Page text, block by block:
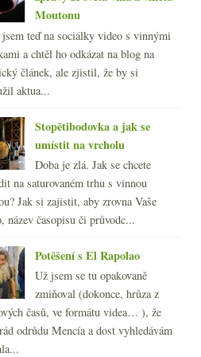
Moutonu
teď na sociálky video s vinnými
a chtěl ho odkázat na blog na
článek, ale zjistil, že by si
aktua...
Stopětibodovka a jak se
umístit na vrcholu
Doba je zlá. Jak se chcete
na saturovaném trhu s vinnou
Jak si zajistit, aby zrovna Vaše
název časopisu či průvodc...
Potěšení s El Rapolao
Už jsem se tu opakovaně
zmiňoval (dokonce, hrůza z
časů, ve formátu videa… ), že
odrůdu Mencía a dost vyhledávám